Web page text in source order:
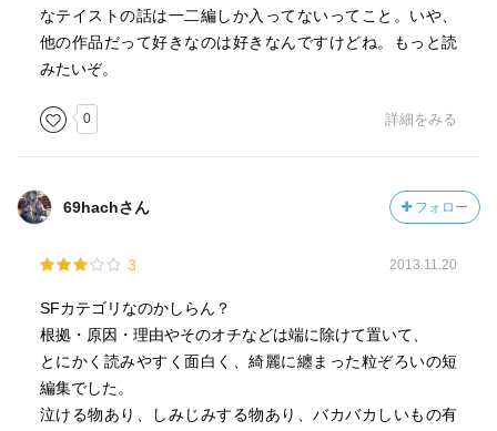
なテイストの話は一二編しか入ってないってこと。いや、
他の作品だって好きなのは好きなんですけどね。もっと読
みたいぞ。
0 詳細をみる
69hachさん フォロー
3 2013.11.20
SFカテゴリなのかしらん？
根拠・原因・理由やそのオチなどは端に除けて置いて、
とにかく読みやすく面白く、綺麗に纏まった粒ぞろいの短
編集でした。
泣ける物あり、しみじみする物あり、バカバカしいもの有